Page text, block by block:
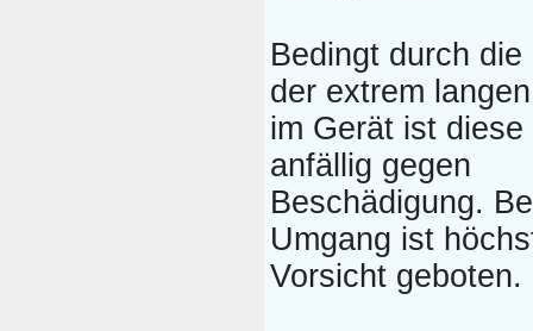
Bedingt durch die
der extrem
im Gerät ist diese
anfällig gegen
Beschädigung.
Umgang ist
Vorsicht geboten.